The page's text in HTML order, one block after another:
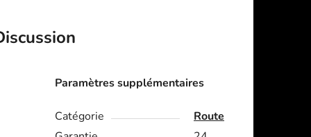
Paramètres supplémentaires
Catégorie
Route